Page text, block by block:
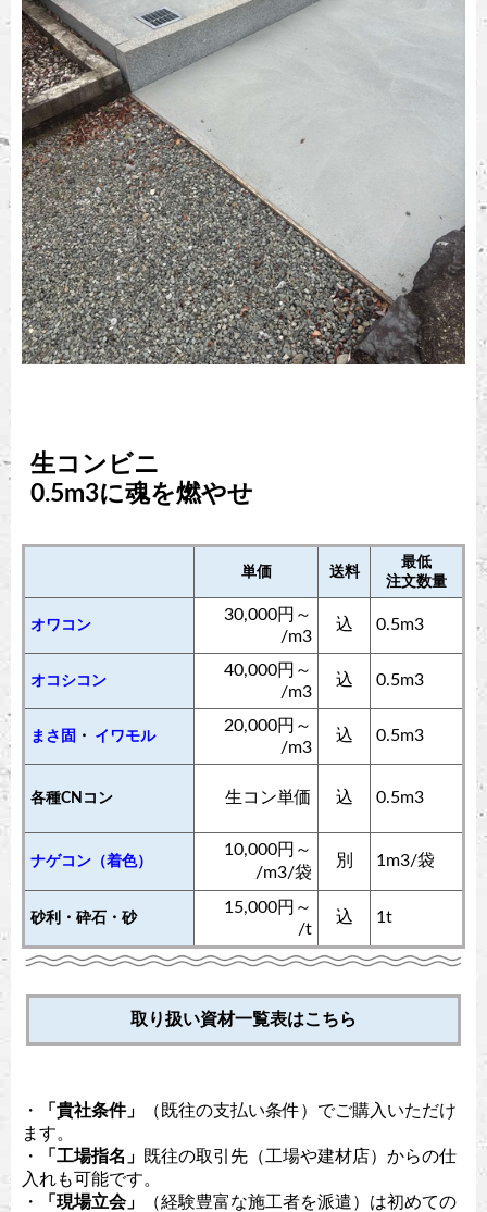
生コンビニ
0.5m3に魂を燃やせ
単価 送料
最低
注文数量
オワコン
30,000円～
/m3
込 0.5m3
オコシコン
40,000円～
/m3
込 0.5m3
まさ固 ・ イワモル
20,000円～
/m3
込 0.5m3
各種CNコン 生コン単価 込 0.5m3
ナゲコン（着色）
10,000円～
/m3/袋
別 1m3/袋
砂利・砕石・砂
15,000円～
/t
込 1t
取り扱い資材一覧表はこちら
・ 「貴社条件」
（既往の支払い条件）でご購入いただけ
ます。
・
「工場指名」
既往の取引先（工場や建材店）からの仕
入れも可能です。
・
「現場立会」
（経験豊富な施工者を派遣）は初めての